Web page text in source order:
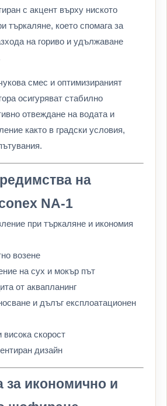
с акцент върху ниското
търкаляне, което спомага за
на гориво и удължаване
смес и оптимизираният
осигуряват стабилно
отвеждане на водата и
както в градски условия,
на
NA-1
при търкаляне и икономия
возене
на сух и мокър път
от аквапланинг
и дълъг експлоатационен
скорост
дизайн
за икономично и